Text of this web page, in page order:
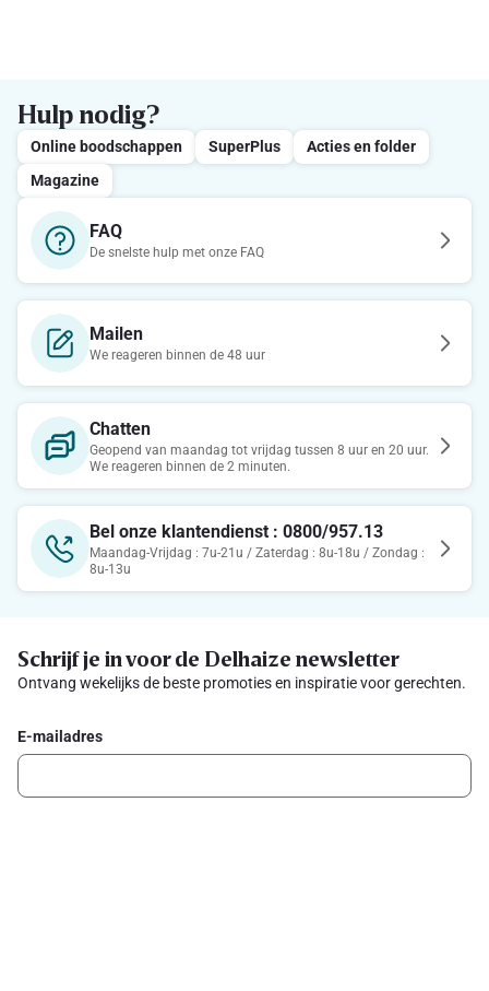
Hulp nodig?
Online boodschappen SuperPlus
Acties en folder
Magazine
FAQ
De snelste hulp met onze FAQ
Mailen
We reageren binnen de 48 uur
Chatten
Geopend van maandag tot vrijdag tussen 8 uur en 20 uur.
We reageren binnen de 2 minuten.
Bel onze klantendienst : 0800/957.13
Maandag-Vrijdag : 7u-21u / Zaterdag : 8u-18u / Zondag :
8u-13u
Schrijf je in voor de Delhaize newsletter
Ontvang wekelijks de beste promoties en inspiratie voor gerechten.
E-mailadres